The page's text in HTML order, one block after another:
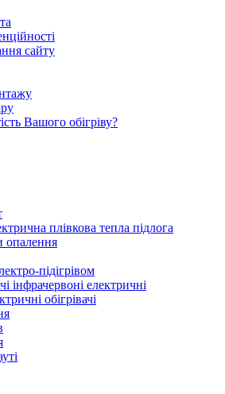
сайту
Вашого обігріву?
плівкова тепла підлога
опалення
підігрівом
інфрачервоні електричні
обігрівачі